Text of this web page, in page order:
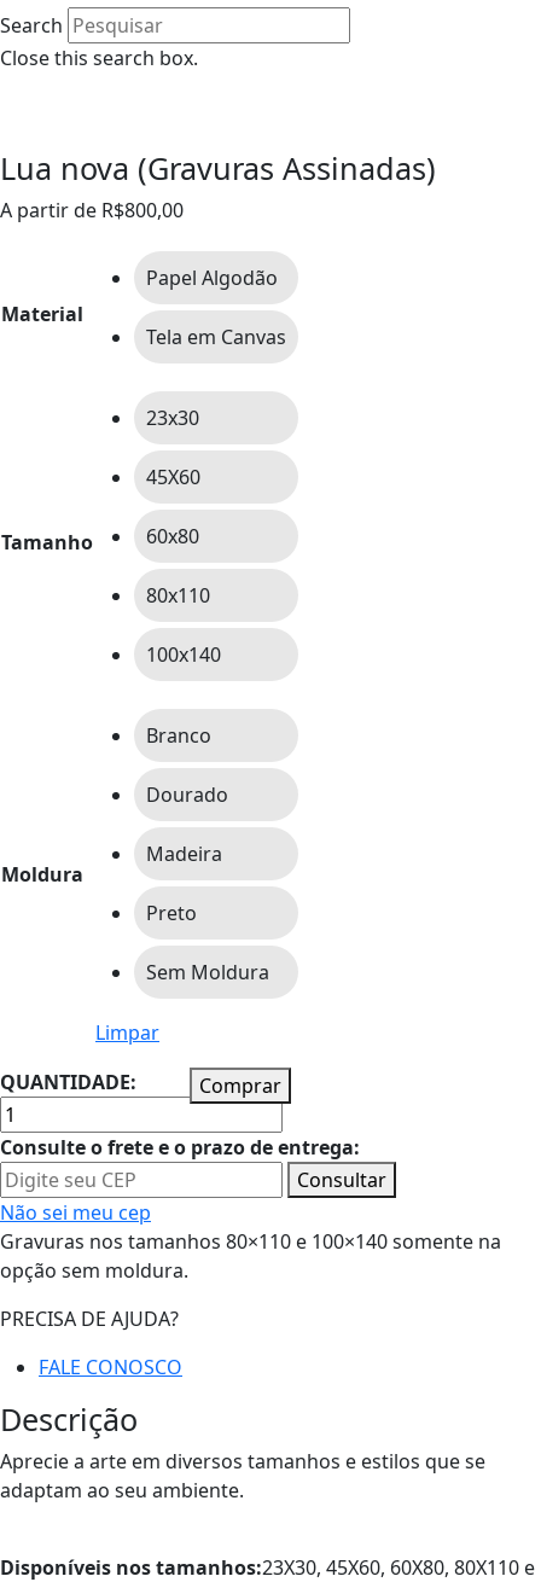
Search
Close this search box.
Lua nova (Gravuras Assinadas)
A partir de R$800,00
Material
Papel Algodão
Tela em Canvas
Tamanho
23x30
45X60
60x80
80x110
100x140
Moldura
Branco
Dourado
Madeira
Preto
Sem Moldura
Limpar
QUANTIDADE:
Comprar
Consulte o frete e o prazo de entrega:
Consultar
Não sei meu cep
Gravuras nos tamanhos 80×110 e 100×140 somente na
opção sem moldura.
PRECISA DE AJUDA?
FALE CONOSCO
Descrição
Aprecie a arte em diversos tamanhos e estilos que se
adaptam ao seu ambiente.
Disponíveis nos tamanhos:23X30, 45X60, 60X80, 80X110 e